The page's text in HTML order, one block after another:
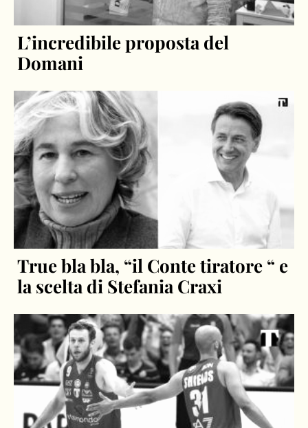
L’incredibile proposta del
Domani
True bla bla, “il Conte tiratore “ e
la scelta di Stefania Craxi